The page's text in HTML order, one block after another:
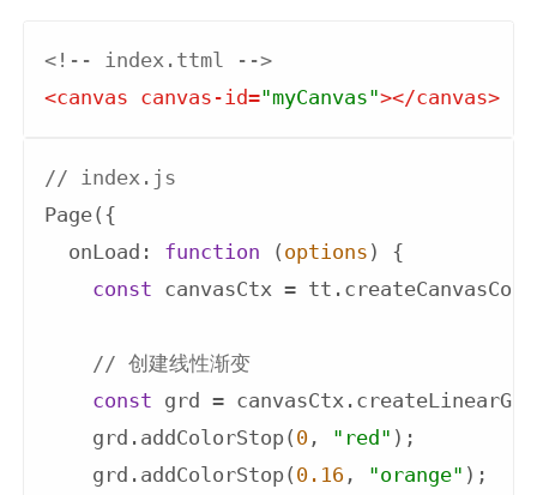
<!-- index.ttml -->
<canvas canvas-id="myCanvas"></canvas>
// index.js
Page({
onLoad : function ( options ) {
const canvasCtx =
// 创建线性渐变
const grd =
    grd.addColorStop(
0 , "red" );
    grd.addColorStop(
0.16 , "orange" );